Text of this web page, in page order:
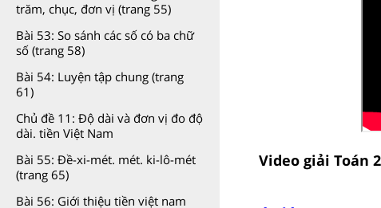
trăm, chục, đơn vị (trang 55)
Bài 53: So sánh các số có ba chữ
số (trang 58)
Bài 54: Luyện tập chung (trang
61)
Chủ đề 11: Độ dài và đơn vị đo độ
dài. tiền Việt Nam
Bài 55: Đề-xi-mét. mét. ki-lô-mét
(trang 65)
Bài 56: Giới thiệu tiền việt nam
Video giải Toán